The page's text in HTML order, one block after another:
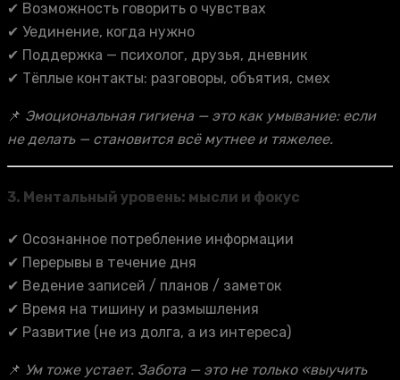
✔ Возможность говорить о чувствах
✔ Уединение, когда нужно
✔ Поддержка — психолог, друзья, дневник
✔ Тёплые контакты: разговоры, объятия, смех
📌 Эмоциональная гигиена — это как умывание: если
не делать — становится всё мутнее и тяжелее.
3. Ментальный уровень: мысли и фокус
✔ Осознанное потребление информации
✔ Перерывы в течение дня
✔ Ведение записей / планов / заметок
✔ Время на тишину и размышления
✔ Развитие (не из долга, а из интереса)
📌 Ум тоже устает. Забота — это не только «выучить